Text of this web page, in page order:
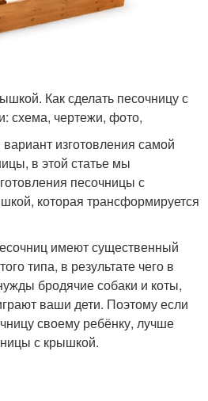
Как сделать песочницу с
схема, чертежи, фото,
изготовления самой
в этой статье мы
песочницы с
которая трансформируется
имеют существенный
типа, в результате чего в
бродячие собаки и коты,
ваши дети. Поэтому если
своему ребёнку, лучше
с крышкой.